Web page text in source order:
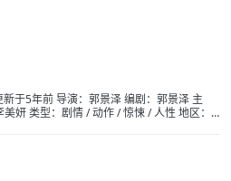
于5年前 导演：郭景泽 编剧：郭景泽 主
妍 类型：剧情 / 动作 / 惊悚 / 人性 地区：
25% 4.5/10 32人评分 影评人 47%
影简介 × 在台湾基隆港东北220公里处的海